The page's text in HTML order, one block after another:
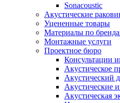
Sonacoustic
Акустические
Уцененные товары
Материалы по
Монтажные услуги
Проектное бюро
Консультации
Акустическое
Акустический
Акустические
Акустическая